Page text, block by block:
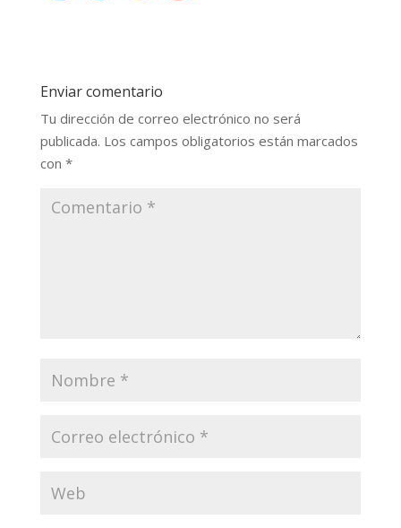
Enviar comentario
Tu dirección de correo electrónico no será
publicada. Los campos obligatorios están marcados
con *